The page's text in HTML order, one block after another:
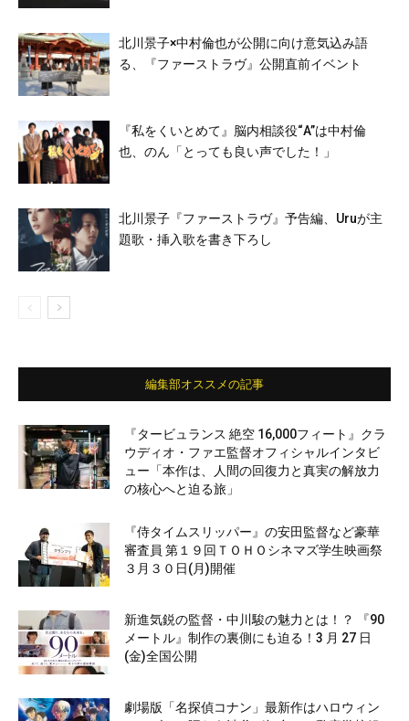
北川景子×中村倫也が公開に向け意気込み語
る、『ファーストラヴ』公開直前イベント
『私をくいとめて』脳内相談役“A”は中村倫
也、のん「とっても良い声でした！」
北川景子『ファーストラヴ』予告編、Uruが主
題歌・挿入歌を書き下ろし
編集部オススメの記事
『タービュランス 絶空 16,000フィート』クラ
ウディオ・ファエ監督オフィシャルインタビ
ュー「本作は、人間の回復力と真実の解放力
の核心へと迫る旅」
『侍タイムスリッパー』の安田監督など豪華
審査員 第１９回ＴＯＨＯシネマズ学生映画祭
３月３０日(月)開催
新進気鋭の監督・中川駿の魅力とは！？ 『90
メートル』制作の裏側にも迫る！3 月 27 日
(金)全国公開
劇場版「名探偵コナン」最新作はハロウィン